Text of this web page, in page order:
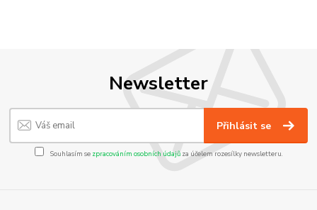
Newsletter
Přihlásit se
Souhlasím se zpracováním osobních údajůza účelem rozesílky newsletteru.